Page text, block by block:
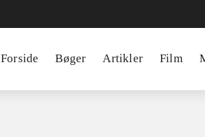
Forside Bøger Artikler Film